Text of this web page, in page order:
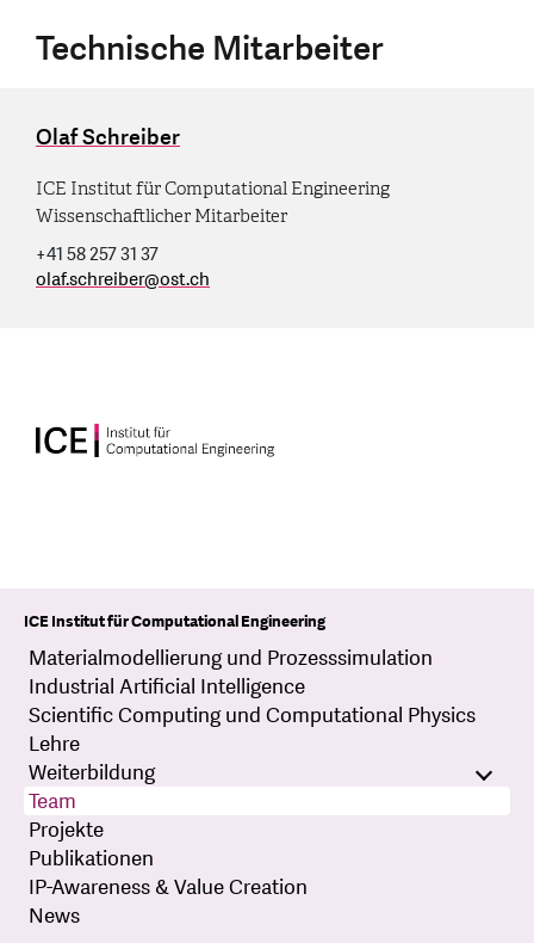
Technische Mitarbeiter
Olaf Schreiber
ICE Institut für Computational Engineering
Wissenschaftlicher Mitarbeiter
+41 58 257 31 37
olaf.schreiber@ost.ch
ICE Institut für Computational Engineering
Materialmodellierung und Prozesssimulation
Industrial Artificial Intelligence
Scientific Computing und Computational Physics
Lehre
Weiterbildung
Team
Projekte
Publikationen
IP-Awareness & Value Creation
News